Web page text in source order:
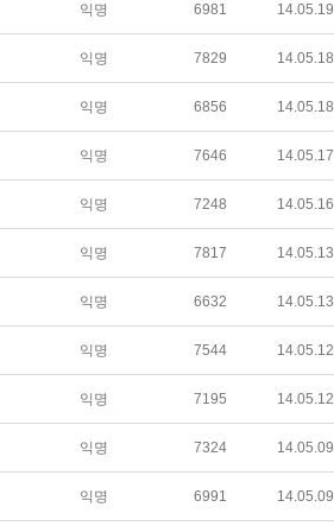
익명 6981 14.05.19
익명 7829 14.05.18
익명 6856 14.05.18
익명 7646 14.05.17
익명 7248 14.05.16
익명 7817 14.05.13
익명 6632 14.05.13
익명 7544 14.05.12
익명 7195 14.05.12
익명 7324 14.05.09
익명 6991 14.05.09